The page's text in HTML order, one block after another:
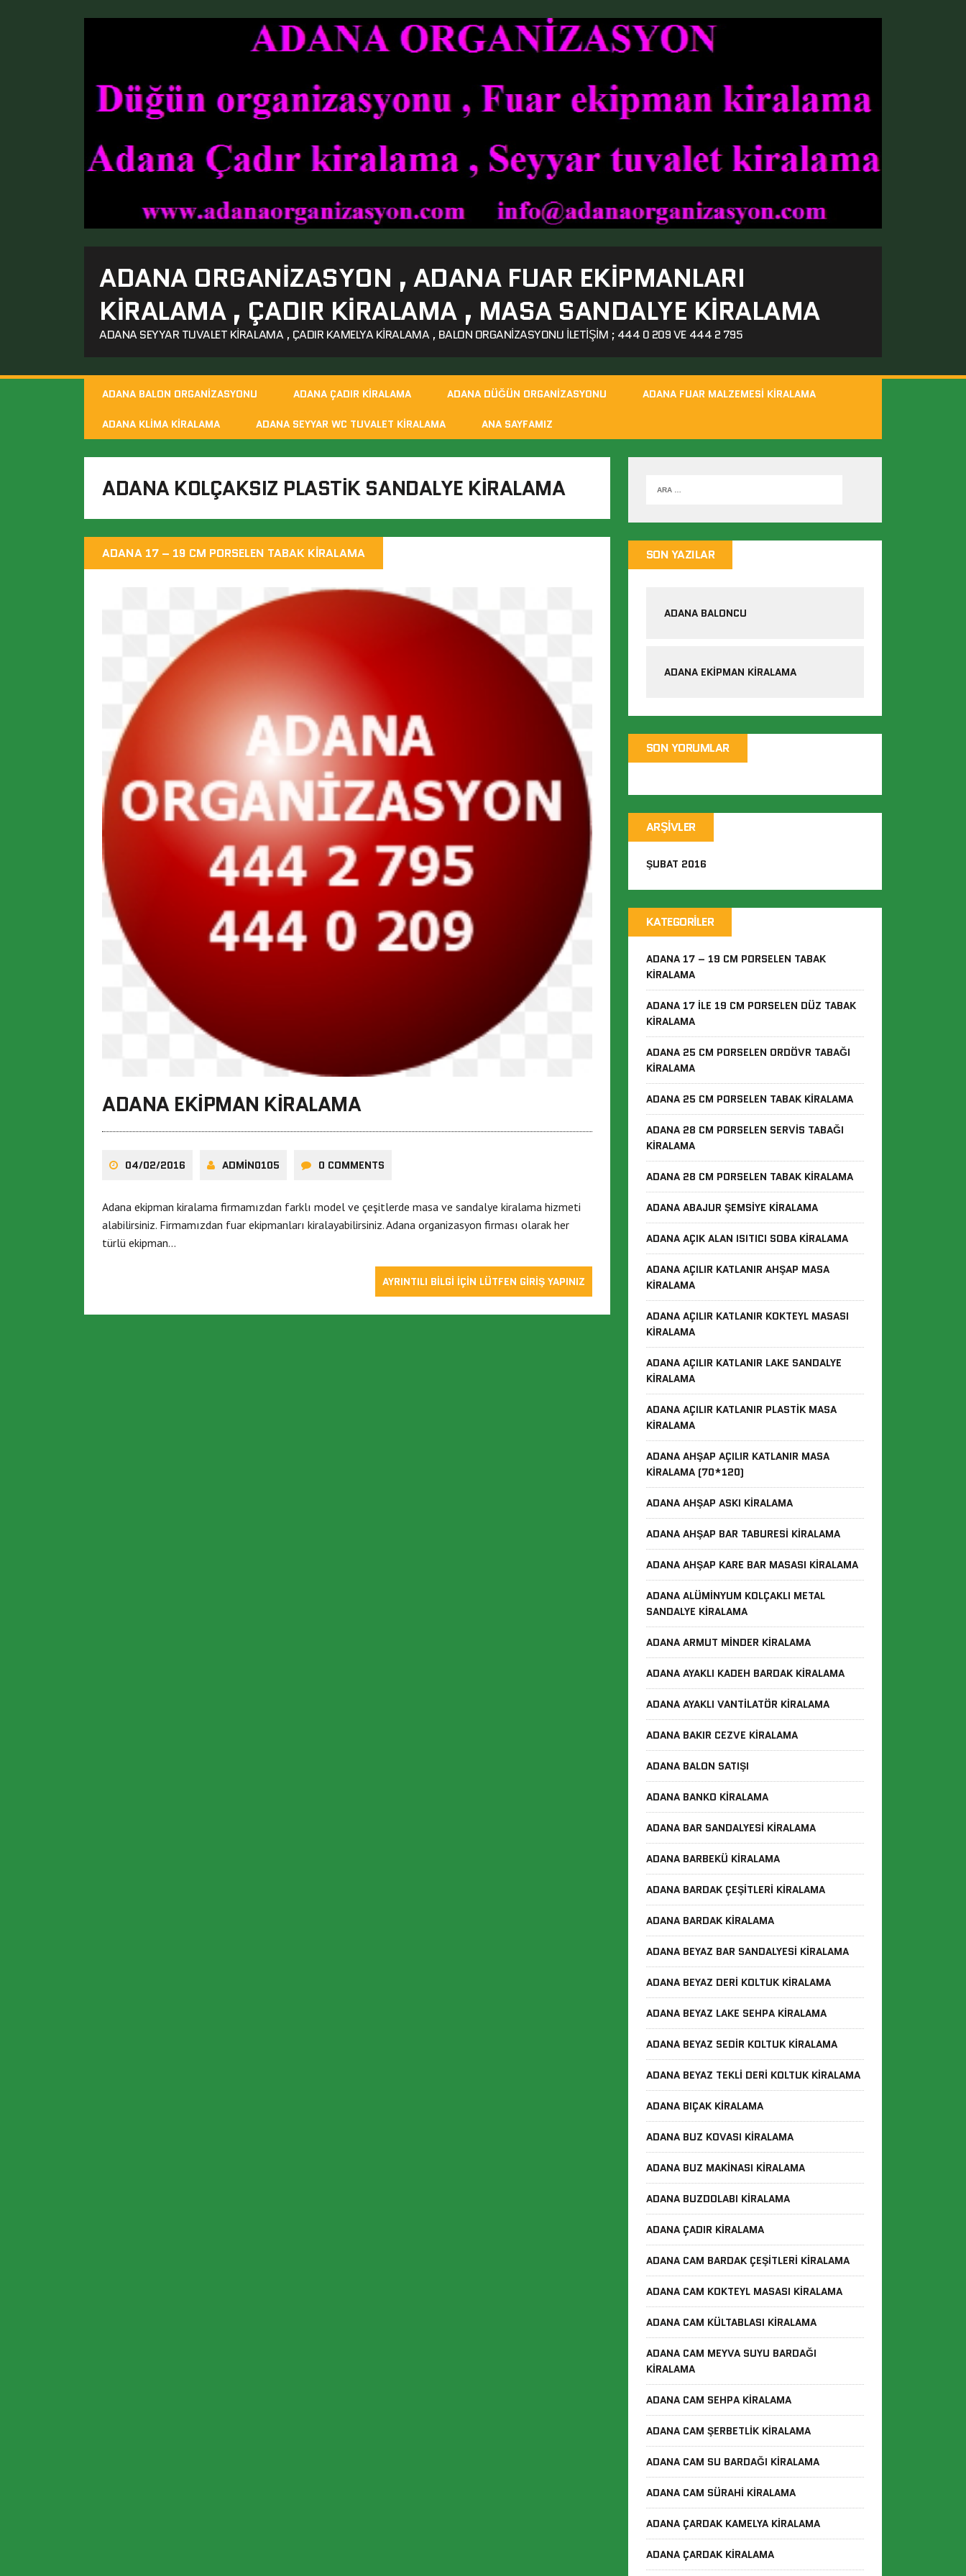
ADANA ORGANIZASYON , ADANA FUAR EKIPMANLARI
KIRALAMA , ÇADIR KIRALAMA , MASA SANDALYE KIRALAMA
ADANA SEYYAR TUVALET KIRALAMA , ÇADIR KAMELYA KIRALAMA , BALON ORGANIZASYONU ILETIŞIM ; 444 0 209 VE 444 2 795
ADANA BALON ORGANIZASYONU ADANA ÇADIR KIRALAMA ADANA DÜĞÜN ORGANIZASYONU ADANA FUAR MALZEMESI KIRALAMA
ADANA KLIMA KIRALAMA ADANA SEYYAR WC TUVALET KIRALAMA ANA SAYFAMIZ
ADANA KOLÇAKSIZ PLASTIK SANDALYE KIRALAMA
ADANA 17 – 19 CM PORSELEN TABAK KIRALAMA
ADANA EKIPMAN KIRALAMA
04/02/2016 ADMIN0105 0 COMMENTS
Adana ekipman kiralama firmamızdan farklı model ve çeşitlerde masa ve sandalye kiralama hizmeti
alabilirsiniz. Firmamızdan fuar ekipmanları kiralayabilirsiniz. Adana organizasyon firması olarak her
türlü ekipman…
AYRINTILI BİLGİ İÇİN LÜTFEN GİRİŞ YAPINIZ
SON YAZILAR
ADANA BALONCU
ADANA EKIPMAN KIRALAMA
SON YORUMLAR
ARŞIVLER
ŞUBAT 2016
KATEGORILER
ADANA 17 – 19 CM PORSELEN TABAK
KIRALAMA
ADANA 17 ILE 19 CM PORSELEN DÜZ TABAK
KIRALAMA
ADANA 25 CM PORSELEN ORDÖVR TABAĞI
KIRALAMA
ADANA 25 CM PORSELEN TABAK KIRALAMA
ADANA 28 CM PORSELEN SERVIS TABAĞI
KIRALAMA
ADANA 28 CM PORSELEN TABAK KIRALAMA
ADANA ABAJUR ŞEMSIYE KIRALAMA
ADANA AÇIK ALAN ISITICI SOBA KIRALAMA
ADANA AÇILIR KATLANIR AHŞAP MASA
KIRALAMA
ADANA AÇILIR KATLANIR KOKTEYL MASASI
KIRALAMA
ADANA AÇILIR KATLANIR LAKE SANDALYE
KIRALAMA
ADANA AÇILIR KATLANIR PLASTIK MASA
KIRALAMA
ADANA AHŞAP AÇILIR KATLANIR MASA
KIRALAMA (70*120)
ADANA AHŞAP ASKI KIRALAMA
ADANA AHŞAP BAR TABURESI KIRALAMA
ADANA AHŞAP KARE BAR MASASI KIRALAMA
ADANA ALÜMINYUM KOLÇAKLI METAL
SANDALYE KIRALAMA
ADANA ARMUT MINDER KIRALAMA
ADANA AYAKLI KADEH BARDAK KIRALAMA
ADANA AYAKLI VANTILATÖR KIRALAMA
ADANA BAKIR CEZVE KIRALAMA
ADANA BALON SATIŞI
ADANA BANKO KIRALAMA
ADANA BAR SANDALYESI KIRALAMA
ADANA BARBEKÜ KIRALAMA
ADANA BARDAK ÇEŞITLERI KIRALAMA
ADANA BARDAK KIRALAMA
ADANA BEYAZ BAR SANDALYESI KIRALAMA
ADANA BEYAZ DERI KOLTUK KIRALAMA
ADANA BEYAZ LAKE SEHPA KIRALAMA
ADANA BEYAZ SEDIR KOLTUK KIRALAMA
ADANA BEYAZ TEKLI DERI KOLTUK KIRALAMA
ADANA BIÇAK KIRALAMA
ADANA BUZ KOVASI KIRALAMA
ADANA BUZ MAKINASI KIRALAMA
ADANA BUZDOLABI KIRALAMA
ADANA ÇADIR KIRALAMA
ADANA CAM BARDAK ÇEŞITLERI KIRALAMA
ADANA CAM KOKTEYL MASASI KIRALAMA
ADANA CAM KÜLTABLASI KIRALAMA
ADANA CAM MEYVA SUYU BARDAĞI
KIRALAMA
ADANA CAM SEHPA KIRALAMA
ADANA CAM ŞERBETLIK KIRALAMA
ADANA CAM SU BARDAĞI KIRALAMA
ADANA CAM SÜRAHI KIRALAMA
ADANA ÇARDAK KAMELYA KIRALAMA
ADANA ÇARDAK KIRALAMA